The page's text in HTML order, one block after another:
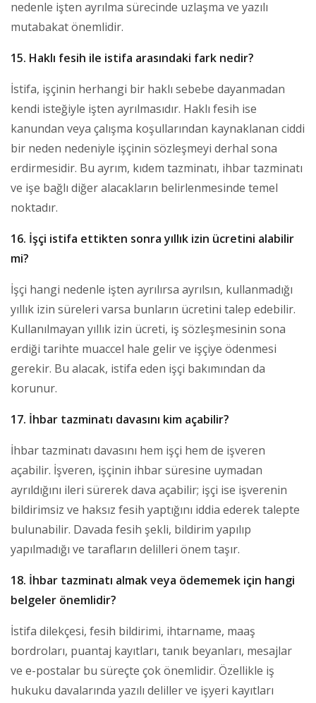
nedenle işten ayrılma sürecinde uzlaşma ve yazılı
mutabakat önemlidir.
15. Haklı fesih ile istifa arasındaki fark nedir?
İstifa, işçinin herhangi bir haklı sebebe dayanmadan
kendi isteğiyle işten ayrılmasıdır. Haklı fesih ise
kanundan veya çalışma koşullarından kaynaklanan ciddi
bir neden nedeniyle işçinin sözleşmeyi derhal sona
erdirmesidir. Bu ayrım, kıdem tazminatı, ihbar tazminatı
ve işe bağlı diğer alacakların belirlenmesinde temel
noktadır.
16. İşçi istifa ettikten sonra yıllık izin ücretini alabilir
mi?
İşçi hangi nedenle işten ayrılırsa ayrılsın, kullanmadığı
yıllık izin süreleri varsa bunların ücretini talep edebilir.
Kullanılmayan yıllık izin ücreti, iş sözleşmesinin sona
erdiği tarihte muaccel hale gelir ve işçiye ödenmesi
gerekir. Bu alacak, istifa eden işçi bakımından da
korunur.
17. İhbar tazminatı davasını kim açabilir?
İhbar tazminatı davasını hem işçi hem de işveren
açabilir. İşveren, işçinin ihbar süresine uymadan
ayrıldığını ileri sürerek dava açabilir; işçi ise işverenin
bildirimsiz ve haksız fesih yaptığını iddia ederek talepte
bulunabilir. Davada fesih şekli, bildirim yapılıp
yapılmadığı ve tarafların delilleri önem taşır.
18. İhbar tazminatı almak veya ödememek için hangi
belgeler önemlidir?
İstifa dilekçesi, fesih bildirimi, ihtarname, maaş
bordroları, puantaj kayıtları, tanık beyanları, mesajlar
ve e-postalar bu süreçte çok önemlidir. Özellikle iş
hukuku davalarında yazılı deliller ve işyeri kayıtları